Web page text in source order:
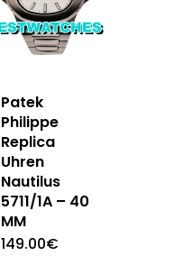
Patek
Philippe
Replica
Uhren
Nautilus
5711/1A – 40
MM
149.00€